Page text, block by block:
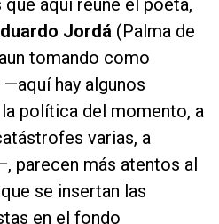
aquí reúne el poeta,
Jordá (Palma de
tomando como
hay algunos
política del momento, a
varias, a
parecen más atentos al
se insertan las
en el fondo